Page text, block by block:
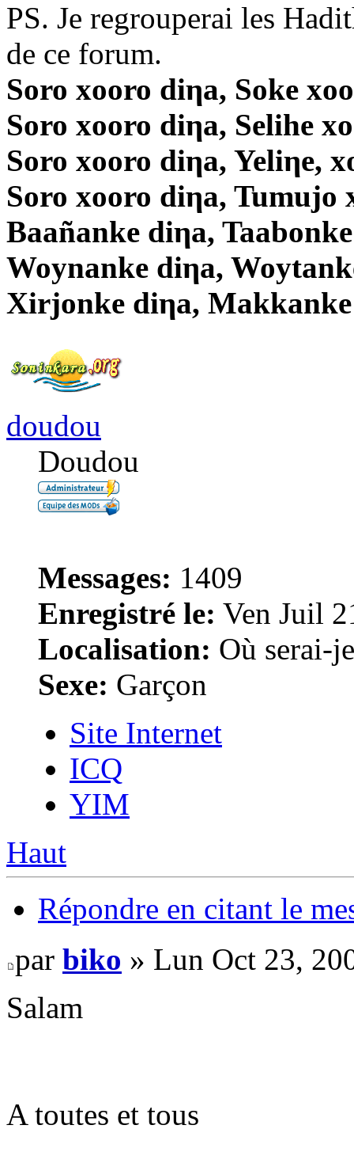
PS. Je regrouperai les
de ce forum.
Soro xooro diηa, Soke
Soro xooro diηa, Selihe
Soro xooro diηa, Yeliηe,
Soro xooro diηa, Tumujo
Baañanke diηa,
Woynanke diηa,
Xirjonke diηa,
doudou
Doudou
Messages: 1409
Enregistré le: Ven Juil
Localisation: Où serai-
Sexe: Garçon
Site Internet
ICQ
YIM
Haut
Répondre en citant le
par biko » Lun Oct 23,
Salam
A toutes et tous